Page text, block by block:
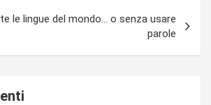
le lingue del mondo… o senza usare
parole